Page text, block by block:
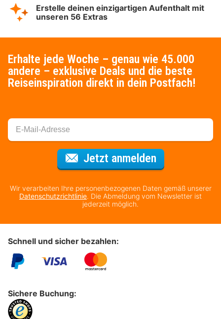
Erstelle deinen einzigartigen Aufenthalt mit
unseren 56 Extras
Erhalte jede Woche – genau wie 45.000
andere – exklusive Deals und die beste
Reiseinspiration direkt in dein Postfach!
Jetzt anmeldenFür den
Wir verarbeiten Ihre personenbezogenen Daten gemäß unserer
Datenschutzrichtlinie. Die Abmeldung vom Newsletter ist
jederzeit möglich.
Schnell und sicher bezahlen:
Sichere Buchung: